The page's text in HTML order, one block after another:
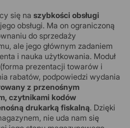
się na szybkości obsługi
obsługi. Ma on ograniczoną
do sprzedaży
ale jego głównym zadaniem
i nauka użytkowania. Moduł
prezentacji towarów i
rabatów, podpowiedzi wydania
z przenośnym
czytnikami kodów
drukarką fiskalną. Dzięki
nie uda nam się